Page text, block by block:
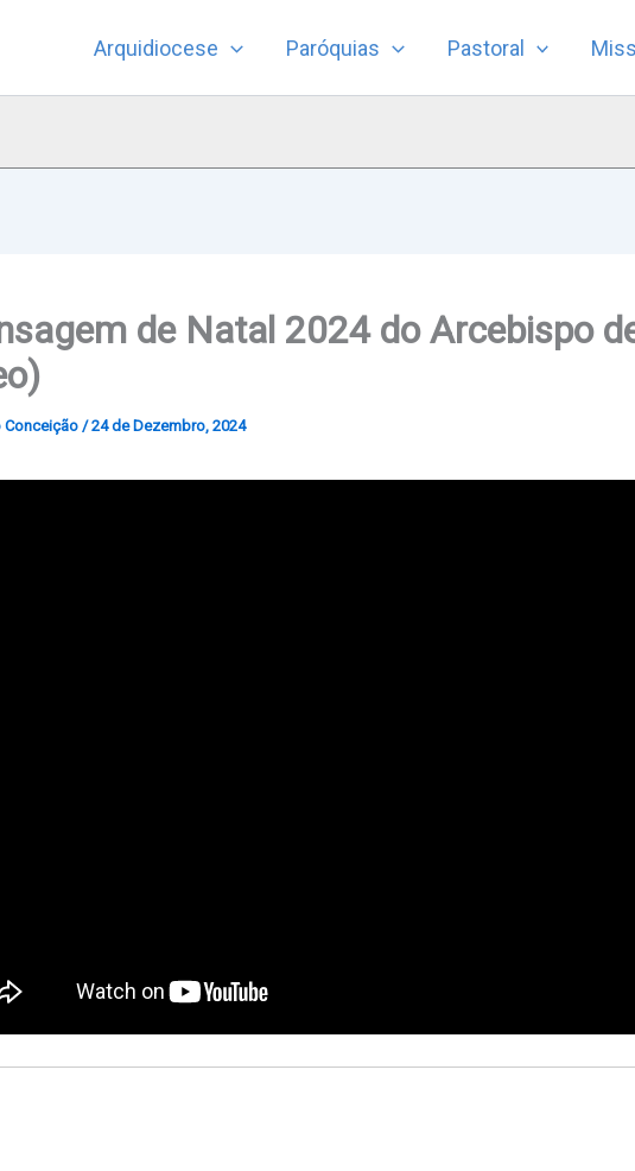
Arquidiocese Paróquias Pastoral
de Natal 2024 do Arcebispo
Conceição/24 de Dezembro, 2024